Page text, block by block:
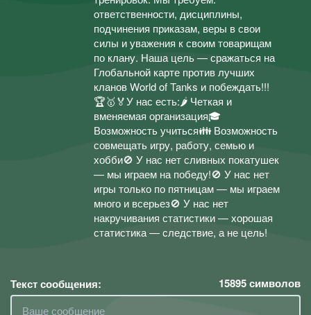
ответственности, дисциплины,
подчинения приказам, веры в свои
силы и уважения к своим товарищам
по клану. Наша цель — сражаться на
Глобальной карте против лучших
кланов World of Tanks и побеждать!!!
🏆🥇🏅У нас есть:🌶 Четкая и
вменяемая организация🎓
Возможность учиться👪 Возможность
совмещать игру, работу, семью и
хобби🚫 У нас нет сливных покатушек
— мы играем на победу!🚫 У нас нет
игры только по пятницам — мы играем
много и всерьез🚫 У нас нет
накручивания статистики — хорошая
статистика — следствие, а не цель!
Текст сообщения: 15895символов